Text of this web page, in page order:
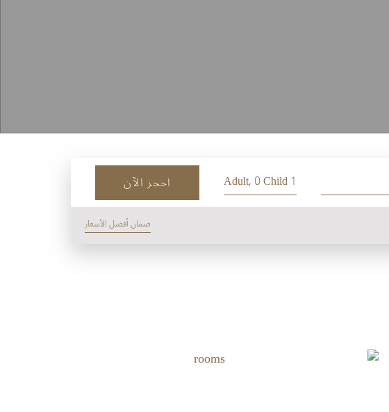
1 Adult, 0 Child احجز الآن
ضمان أفضل الأسعار